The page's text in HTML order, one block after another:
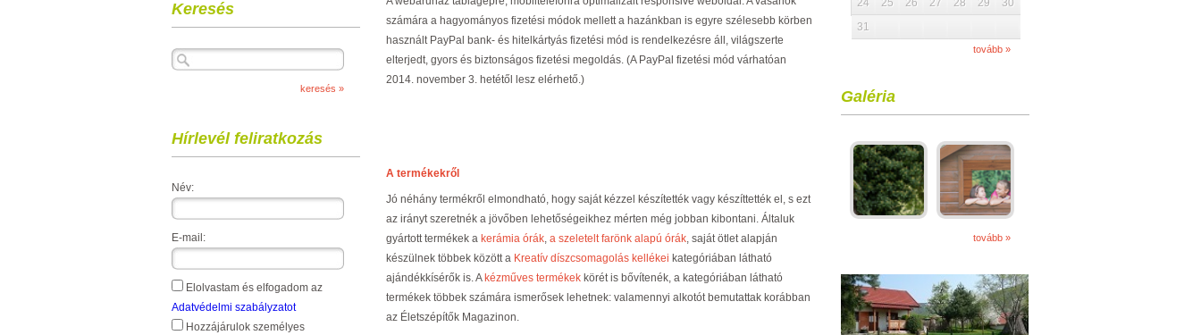
Keresés
Hírlevél feliratkozás
Név:
E-mail:
Elolvastam és elfogadom az
Adatvédelmi szabályzatot
Hozzájárulok személyes
számára a hagyományos fizetési módok mellett a hazánkban is egyre szélesebb körben
használt PayPal bank- és hitelkártyás fizetési mód is rendelkezésre áll, világszerte
elterjedt, gyors és biztonságos fizetési megoldás. (A PayPal fizetési mód várhatóan
2014. november 3. hetétől lesz elérhető.)
A termékekről
Jó néhány termékről elmondható, hogy saját kézzel készítették vagy készíttették el, s ezt
az irányt szeretnék a jövőben lehetőségeikhez mérten még jobban kibontani. Általuk
gyártott termékek a kerámia órák, a szeletelt farönk alapú órák, saját ötlet alapján
készülnek többek között a Kreatív díszcsomagolás kellékei kategóriában látható
ajándékkísérők is. A kézműves termékek körét is bővítenék, a kategóriában látható
termékek többek számára ismerősek lehetnek: valamennyi alkotót bemutattak korábban
az Életszépítők Magazinon.
24
25 26 27 28 29
30
31
tovább »
Galéria
tovább »